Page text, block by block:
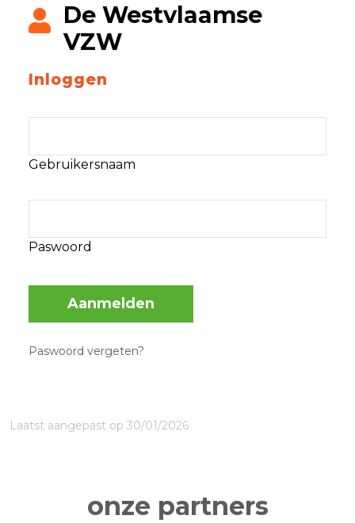
De Westvlaamse
VZW
Inloggen
Gebruikersnaam
Paswoord
Aanmelden
Paswoord vergeten?
Laatst aangepast op 30/01/2026
onze partners